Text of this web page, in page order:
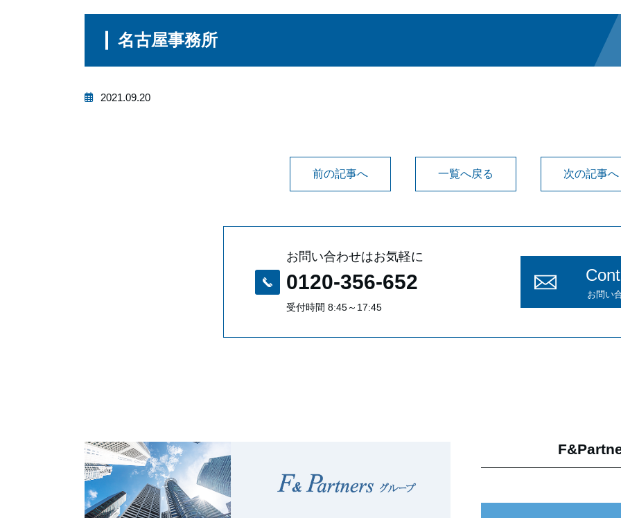
名古屋事務所
2021.09.20
前の記事へ 一覧へ戻る 次の記事へ
お問い合わせはお気軽に
0120-356-652
受付時間 8:45～17:45
お問い